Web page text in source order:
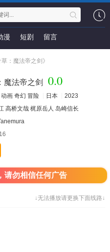
漫 短剧 留言
草：魔法帝之剑》
魔法帝之剑 0.0
动画 奇幻 冒险 日本
2023
高桥文哉 梶原岳人 岛崎信长
请勿相信任何广告
↓无法播放请更换下面线路↓